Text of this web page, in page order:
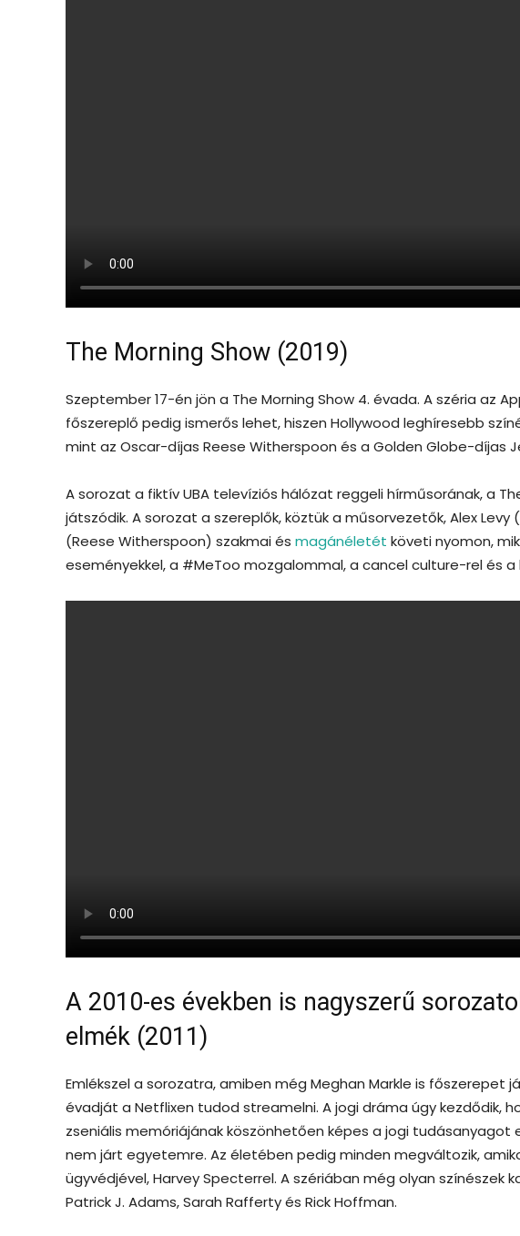
The Morning Show (2019)
Szeptember 17-én jön a The Morning Show 4. évada. A széria az
főszereplő pedig ismerős lehet, hiszen Hollywood leghíresebb
mint az Oscar-díjas Reese Witherspoon és a Golden Globe-díjas
A sorozat a fiktív UBA televíziós hálózat reggeli hírműsorának, a
játszódik. A sorozat a szereplők, köztük a műsorvezetők, Alex
(Reese Witherspoon) szakmai és magánéletét követi nyomon,
eseményekkel, a #MeToo mozgalommal, a cancel culture-rel és a
A 2010-es években is nagyszerű
elmék (2011)
Emlékszel a sorozatra, amiben még Meghan Markle is főszerepet
évadját a Netflixen tudod streamelni. A jogi dráma úgy kezdődik,
zseniális memóriájának köszönhetően képes a jogi tudásanyagot
nem járt egyetemre. Az életében pedig minden megváltozik,
ügyvédjével, Harvey Specterrel. A szériában még olyan színészek
Patrick J. Adams, Sarah Rafferty és Rick Hoffman.